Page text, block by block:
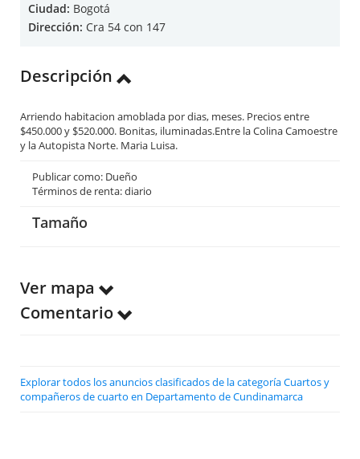
Ciudad: Bogotá
Dirección: Cra 54 con 147
Descripción
Arriendo habitacion amoblada por dias, meses. Precios entre
$450.000 y $520.000. Bonitas, iluminadas.Entre la Colina Camoestre
y la Autopista Norte. Maria Luisa.
Publicar como: Dueño
Términos de renta: diario
Tamaño
Ver mapa
Comentario
Explorar todos los anuncios clasificados de la categoría Cuartos y
compañeros de cuarto en Departamento de Cundinamarca